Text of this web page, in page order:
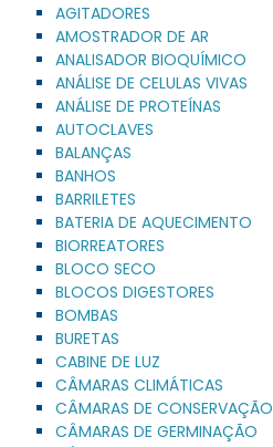
AGITADORES
AMOSTRADOR DE AR
ANALISADOR BIOQUÍMICO
ANÁLISE DE CELULAS VIVAS
ANÁLISE DE PROTEÍNAS
AUTOCLAVES
BALANÇAS
BANHOS
BARRILETES
BATERIA DE AQUECIMENTO
BIORREATORES
BLOCO SECO
BLOCOS DIGESTORES
BOMBAS
BURETAS
CABINE DE LUZ
CÂMARAS CLIMÁTICAS
CÂMARAS DE CONSERVAÇÃO
CÂMARAS DE GERMINAÇÃO